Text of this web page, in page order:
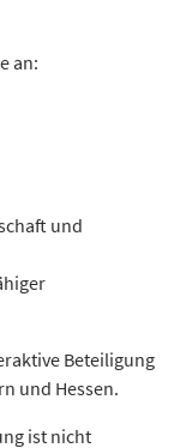
an:
und
Beteiligung
und Hessen.
ist nicht